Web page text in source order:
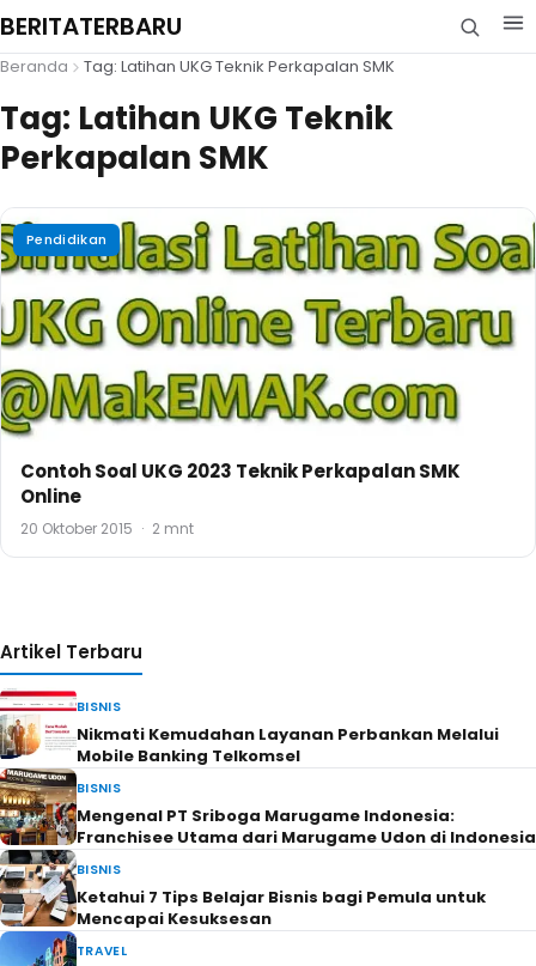
BERITATERBARU
Beranda Tag: Latihan UKG Teknik Perkapalan SMK
Tag: Latihan UKG Teknik
Perkapalan SMK
Pendidikan
Contoh Soal UKG 2023 Teknik Perkapalan SMK
Online
20 Oktober 2015 · 2 mnt
Artikel Terbaru
BISNIS
Nikmati Kemudahan Layanan Perbankan Melalui
Mobile Banking Telkomsel
BISNIS
Mengenal PT Sriboga Marugame Indonesia:
Franchisee Utama dari Marugame Udon di Indonesia
BISNIS
Ketahui 7 Tips Belajar Bisnis bagi Pemula untuk
Mencapai Kesuksesan
TRAVEL